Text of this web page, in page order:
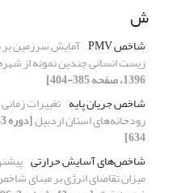
ش
شاخص PMV آمایش سرزمین بر
زیست انسانی چندین نمونه از
1396، صفحه 385-404]
شاخص جریان پایه تغییرات
رودخانه‌های استان اردبیل
634]
شاخص‌‌های آسایش حرارتی
میزان تقاضای انرژی بر مبنای